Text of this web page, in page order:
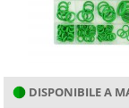
DISPONIBILE A